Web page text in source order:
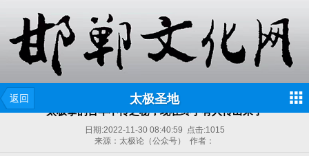
返回 太极圣地
太极拳的百年不传之秘，现在终于有人传出来了
日期:2022-11-30 08:40:59 点击:1015
来源：太极论（公众号） 作者：